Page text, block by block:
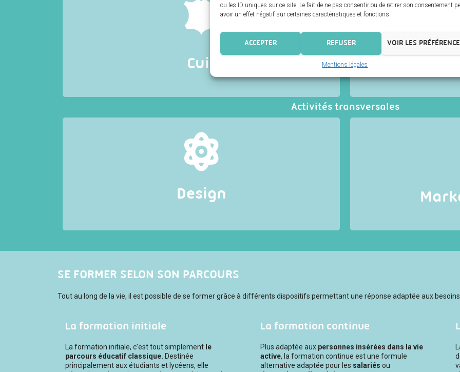
ou les ID uniques sur ce site. Le fait de ne pas consentir ou de retirer son consentement
avoir un effet négatif sur certaines caractéristiques et fonctions.
ACCEPTER REFUSER VOIR LES
Mentions légales
Cuir
emploie 30500 salariés dans des entreprises de la TPE/PME
aux grandes maisons du luxe, qui allient tradition et innovation, et perpétuent
sellerie, de la gainerie… et participent au dynamisme de nos territoires. Cette
industrie occupe le quatrième rang mondial sur le marché du cuir.
• le pressing : secteur
se
publiques, de
Activités transversales
Design
est une démarche de création, un « processus intellectuel créatif,
pluridisciplinaire et humaniste », dont le but est de piloter l’innovation pour
répondre à des problèmes d’espaces, de communication, de création
de valeur en répondant aux attentes des consommateurs.
Marketing et
entreprise qui lui
consommateurs et de
luxe, la spécificité
SE FORMER SELON SON PARCOURS
Tout au long de la vie, il est possible de se former grâce à différents dispositifs permettant une réponse adaptée aux
La formation initiale
La formation initiale, c’est tout simplement le
parcours éducatif classique. Destinée
principalement aux étudiants et lycéens, elle
La formation continue
Plus adaptée aux personnes insérées dans la vie
active, la formation continue est une formule
alternative adaptée pour les salariés ou